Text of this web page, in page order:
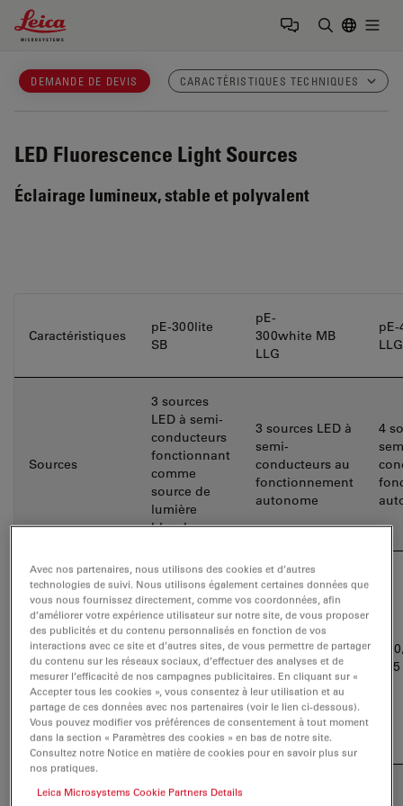
Leica Microsystems Logo
DEMANDE DE DEVIS CARACTÉRISTIQUES TECHNIQUES
LED Fluorescence Light Sources
Éclairage lumineux, stable et polyvalent
Caractéristiques
pE-300lite
SB
pE-
300white MB
LLG
LLG
Sources
3 sources
LED à semi-
conducteurs
fonctionnant
comme
source de
lumière
blanche
3 sources LED à
semi-
conducteurs au
fonctionnement
autonome
4
Pics de
longueur
d’onde
365 – 550
400, 450, 550
635
(nm au pic
central)
lumière
blanche à
large spectre
Puissance de
2 500
Avec nos partenaires, nous utilisons des cookies et d’autres
technologies de suivi. Nous utilisons également certaines données que
vous nous fournissez directement, comme vos coordonnées, afin
d’améliorer votre expérience utilisateur sur notre site, de vous proposer
des publicités et du contenu personnalisés en fonction de vos
interactions avec ce site et d’autres sites, de vous permettre de partager
du contenu sur les réseaux sociaux, d’effectuer des analyses et de
mesurer l’efficacité de nos campagnes publicitaires. En cliquant sur «
Accepter tous les cookies », vous consentez à leur utilisation et au
partage de ces données avec nos partenaires (voir le lien ci-dessous).
Vous pouvez modifier vos préférences de consentement à tout moment
dans la section « Paramètres des cookies » en bas de notre site.
Consultez notre Notice en matière de cookies pour en savoir plus sur
nos pratiques.
Leica Microsystems Cookie Partners Details